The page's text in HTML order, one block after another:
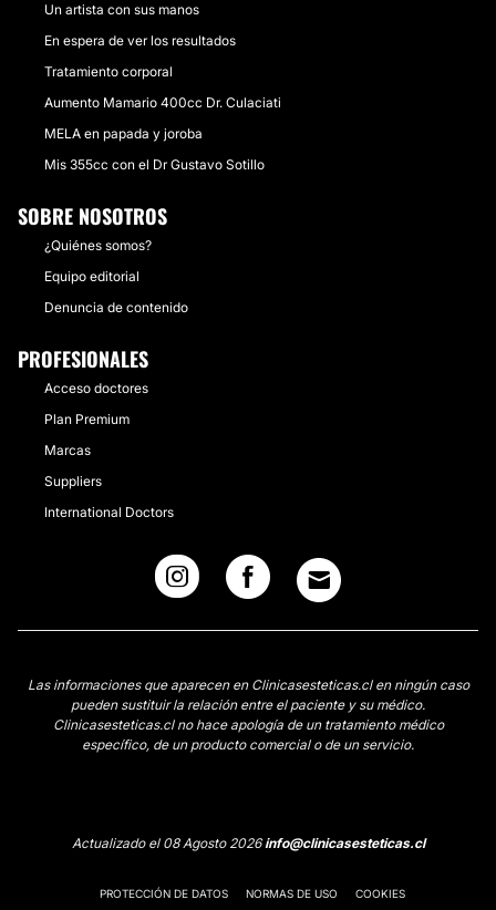
Un artista con sus manos
En espera de ver los resultados
Tratamiento corporal
Aumento Mamario 400cc Dr. Culaciati
MELA en papada y joroba
Mis 355cc con el Dr Gustavo Sotillo
SOBRE NOSOTROS
¿Quiénes somos?
Equipo editorial
Denuncia de contenido
PROFESIONALES
Acceso doctores
Plan Premium
Marcas
Suppliers
International Doctors
Las informaciones que aparecen en Clinicasesteticas.cl en ningún caso
pueden sustituir la relación entre el paciente y su médico.
Clinicasesteticas.cl no hace apología de un tratamiento médico
específico, de un producto comercial o de un servicio.
Actualizado el 08 Agosto 2026info@clinicasesteticas.cl
PROTECCIÓN DE DATOS NORMAS DE USO COOKIES